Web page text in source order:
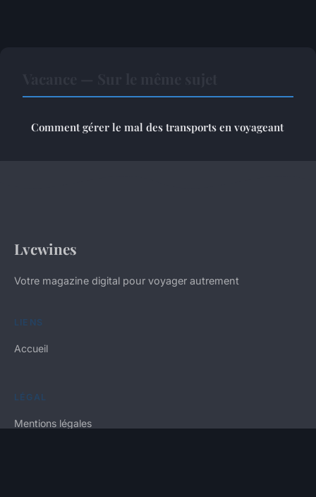
Comment gérer le mal des transports en voyageant
Lvcwines
Votre magazine digital pour voyager autrement
LIENS
Accueil
LÉGAL
Mentions légales